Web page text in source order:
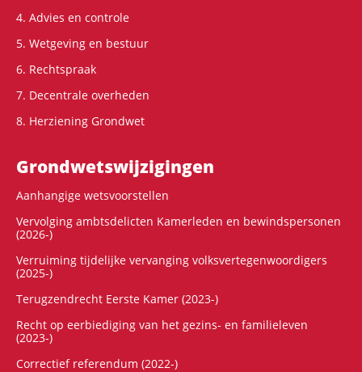
4. Advies en controle
5. Wetgeving en bestuur
6. Rechtspraak
7. Decentrale overheden
8. Herziening Grondwet
Grondwets­wijzigingen
Aanhangige wetsvoorstellen
Vervolging ambtsdelicten Kamerleden en bewindspersonen
(2026-)
Verruiming tijdelijke vervanging volksvertegenwoordigers
(2025-)
Terugzendrecht Eerste Kamer (2023-)
Recht op eerbiediging van het gezins- en familieleven
(2023-)
Correctief referendum (2022-)